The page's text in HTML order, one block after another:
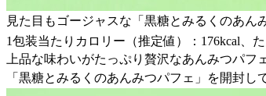
見た目もゴージャスな「黒糖とみるくのあん
1包装当たりカロリー（推定値）：176kcal、
上品な味わいがたっぷり贅沢なあんみつパフ
「黒糖とみるくのあんみつパフェ」を開封し